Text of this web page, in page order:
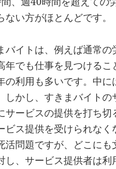
ない方がほとんどです。
バイトは、例えば通常
年でも仕事を見つける
の利用も多いです。中
しかし、すきまバイト
サービスの提供を打ち
ビス提供を受けられな
活問題ですが、どこに
し、サービス提供者は